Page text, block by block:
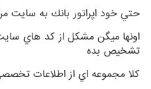
حتي خود اپراتور بانك به سايت
اونها ميگن مشكل از كد هاي
تشخيص بده
كلا مجموعه اي از اطلاعات